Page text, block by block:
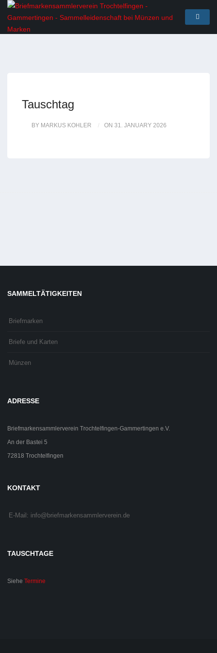
Tauschtag
BY MARKUS KOHLER ON 31. JANUARY 2026
SAMMELTÄTIGKEITEN
Briefmarken
Briefe und Karten
Münzen
ADRESSE
Briefmarkensammlerverein Trochtelfingen-Gammertingen e.V.
An der Bastei 5
72818 Trochtelfingen
KONTAKT
E-Mail: info@briefmarkensammlerverein.de
TAUSCHTAGE
Siehe Termine